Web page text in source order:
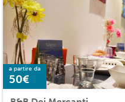
a partire da
50€